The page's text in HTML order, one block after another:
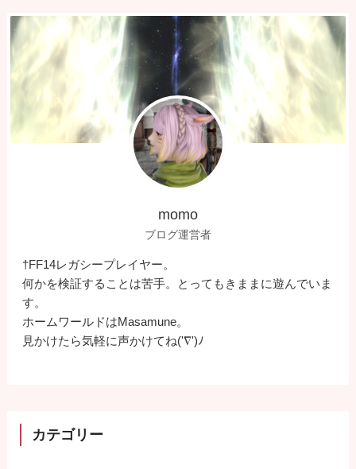
momo
ブログ運営者
†FF14レガシープレイヤー。
何かを検証することは苦手。とってもきままに遊んでいま
す。
ホームワールドはMasamune。
見かけたら気軽に声かけてね('∇')ﾉ
カテゴリー